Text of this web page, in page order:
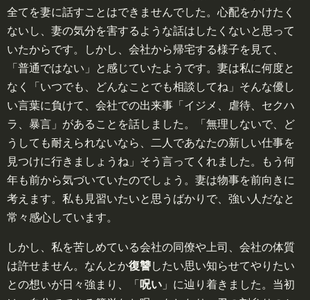
全てを妻に話すことはできませんでした。心配をかけたく
ないし、妻の気分を害するような話はしたくないと思って
いたからです。しかし、会社から帰宅する様子を見て、
「普通ではない」と感じていたようです。妻は私に何度と
なく「いつでも、どんなことでも相談してね」そんな優し
い言葉に負けて、会社での出来事「イジメ、虐待、セクハ
ラ、暴言」があることを話しました。「無理しないで、ど
うしても耐えられないなら、二人であなたの新しい仕事を
見つけに行きましょうね」そう言ってくれました。もう何
年も前から気づいていたのでしょう。妻は物事を前向きに
考えます。私も見習いたいと思うばかりで、強い人だなと
常々感心しています。
しかし、私を苦しめている会社の同僚や上司、会社の体質
は許せません。なんとか復讐したい思い知らせてやりたい
との想いが日々強まり、「 呪い 」に辿り着きました。当初